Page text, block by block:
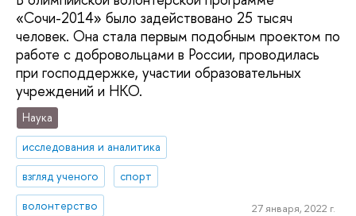
«Сочи-2014» было задействовано 25 тысяч
человек. Она стала первым подобным проектом по
работе с добровольцами в России, проводилась
при господдержке, участии образовательных
учреждений и НКО.
Наука
исследования и аналитика
взгляд ученого
спорт
волонтерство
27 января, 2022 г.